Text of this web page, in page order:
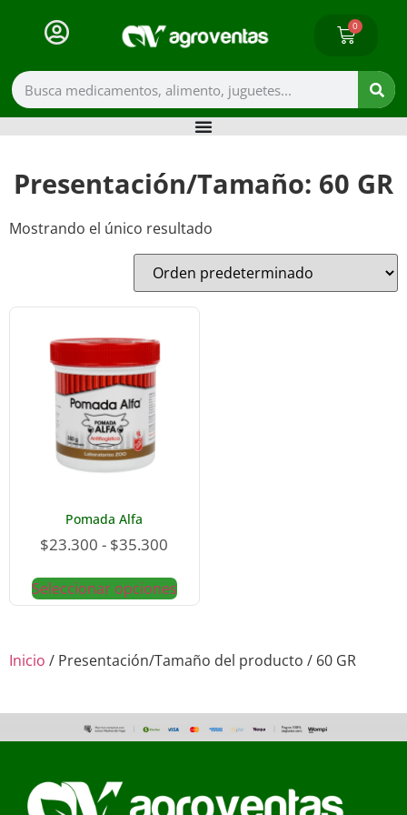
0
Presentación/Tamaño: 60 GR
Inicio / Presentación/Tamaño del producto / 60 GR
Mostrando el único resultado
Pomada Alfa
$23.300 - $35.300
Seleccionar opciones